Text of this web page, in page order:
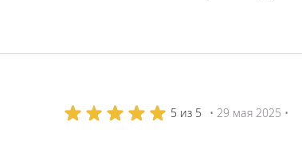
5 из 5 • 29 мая 2025 •